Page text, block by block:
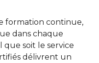
formation continue,
dans chaque
soit le service
délivrent un